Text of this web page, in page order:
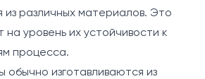
из различных материалов. Это
на уровень их устойчивости к
процесса.
обычно изготавливаются из